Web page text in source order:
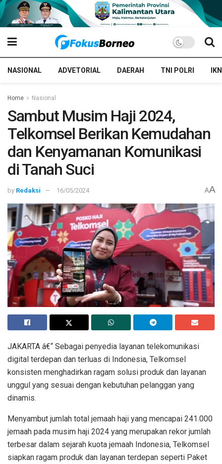
NASIONAL ADVETORIAL DAERAH TNI POLRI IKN
Home Nasional
Sambut Musim Haji 2024,
Telkomsel Berikan Kemudahan
dan Kenyamanan Komunikasi
di Tanah Suci
by Redaksi 16/05/2024 AA
JAKARTA â€“ Sebagai penyedia layanan telekomunikasi
digital terdepan dan terluas di Indonesia, Telkomsel
konsisten menghadirkan ragam solusi produk dan layanan
unggul yang sesuai dengan kebutuhan pelanggan yang
dinamis.
Menyambut jumlah total jemaah haji yang mencapai 241.000
jemaah pada musim haji 2024 yang merupakan rekor jumlah
terbesar dalam sejarah kuota jemaah Indonesia, Telkomsel
siapkan ragam produk dan layanan terdepan seperti Paket